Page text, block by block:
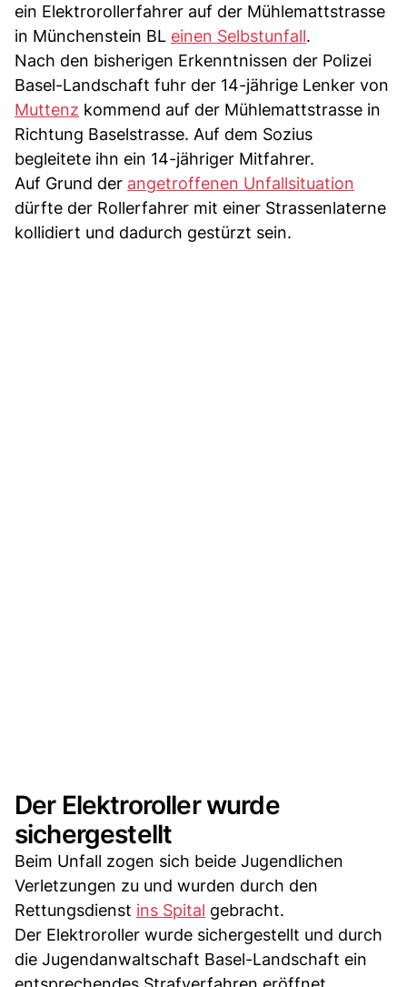
ein Elektrorollerfahrer auf der Mühlemattstrasse
in Münchenstein BL einen Selbstunfall.
Nach den bisherigen Erkenntnissen der Polizei
Basel-Landschaft fuhr der 14-jährige Lenker von
Muttenz kommend auf der Mühlemattstrasse in
Richtung Baselstrasse. Auf dem Sozius
begleitete ihn ein 14-jähriger Mitfahrer.
Auf Grund der angetroffenen Unfallsituation
dürfte der Rollerfahrer mit einer Strassenlaterne
kollidiert und dadurch gestürzt sein.
Der Elektroroller wurde
sichergestellt
Beim Unfall zogen sich beide Jugendlichen
Verletzungen zu und wurden durch den
Rettungsdienst ins Spital gebracht.
Der Elektroroller wurde sichergestellt und durch
die Jugendanwaltschaft Basel-Landschaft ein